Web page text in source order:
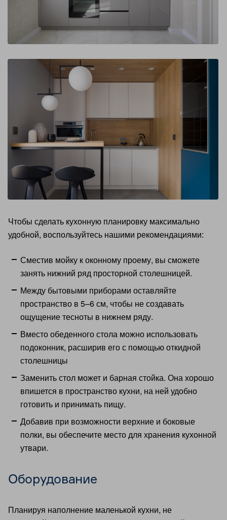
Чтобы сделать кухонную планировку максимально
удобной, воспользуйтесь нашими рекомендациями:
Сместив мойку к оконному проему, вы сможете
занять нижний ряд просторной столешницей.
Между бытовыми приборами оставляйте
пространство в 5–6 см, чтобы не создавать
ощущение тесноты в нижнем ряду.
Вместо обеденного стола можно использовать
подоконник, расширив его с помощью откидной
столешницы
Заменить стол может и барная стойка. Она хорошо
впишется в пространство кухни, на ней удобно
готовить и принимать пищу.
Добавив при возможности верхние и боковые
полки, вы обеспечите место для хранения кухонной
утвари.
Оборудование
Планируя наполнение маленькой кухни, не